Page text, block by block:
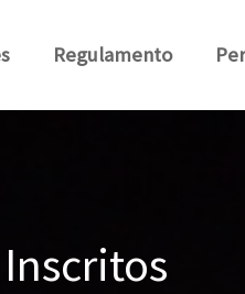
Regulamento
Inscritos